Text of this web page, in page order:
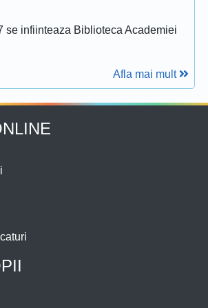
se infiinteaza Biblioteca Academiei
Afla mai mult